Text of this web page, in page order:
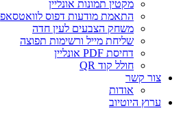
מקטין תמונות אונליין
התאמת מודעות דפוס לוואטסאפ
משחק הצבעים לעין חדה
שליחת מייל ורשימות תפוצה
דחיסת PDF אונליין
חולל קוד QR
צור קשר
אודות
ערוץ היוטיוב